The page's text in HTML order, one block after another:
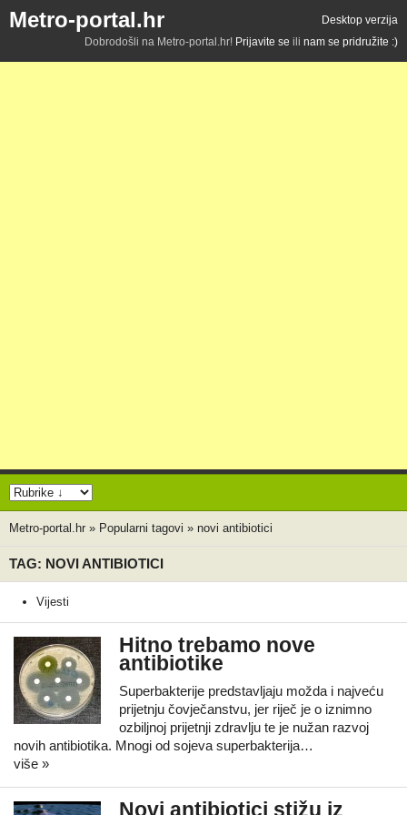
Metro-portal.hr
Desktop verzija
Dobrodošli na Metro-portal.hr! Prijavite se ili nam se pridružite :)
Metro-portal.hr » Popularni tagovi » novi antibiotici
TAG: NOVI ANTIBIOTICI
Vijesti
Hitno trebamo nove
antibiotike
Superbakterije predstavljaju možda i najveću
prijetnju čovječanstvu, jer riječ je o iznimno
ozbiljnoj prijetnji zdravlju te je nužan razvoj
novih antibiotika. Mnogi od sojeva superbakterija…
više »
Novi antibiotici stižu iz